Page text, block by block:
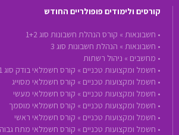
קורסים ולימודים פופולריים החודש
• חשבונאות » קורס הנהלת חשבונות סוג 1+2
• חשבונאות » הנהלת חשבונות סוג 3
• מחשבים » ניהול רשתות
• חשמל ומקצועות טכניים » קורס חשמלאי בודק סוג 1 ו-2
• חשמל ומקצועות טכניים » קורס חשמלאי מסוייג
• חשמל ומקצועות טכניים » קורס חשמלאי מעשי
• חשמל ומקצועות טכניים » קורס חשמלאי מוסמך
• חשמל ומקצועות טכניים » קורס חשמלאי ראשי
• חשמל ומקצועות טכניים » קורס חשמלאי מתח גבוה